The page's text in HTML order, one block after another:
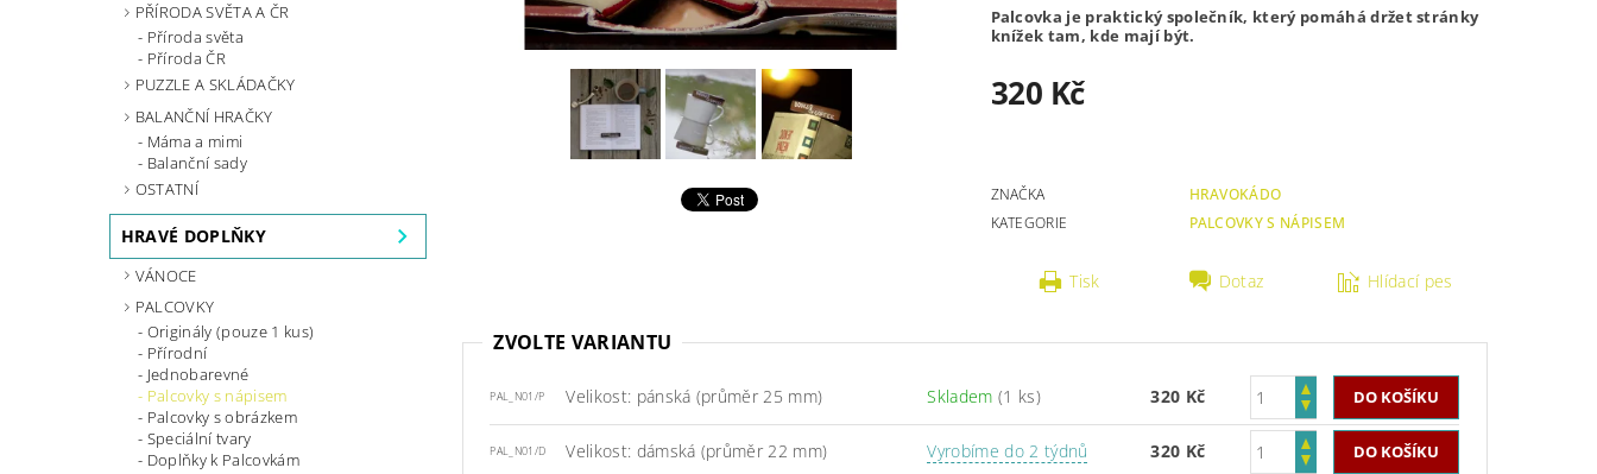
PŘÍRODA SVĚTA A ČR
Příroda světa
Příroda ČR
PUZZLE A SKLÁDAČKY
BALANČNÍ HRAČKY
Máma a mimi
Balanční sady
OSTATNÍ
HRAVÉ DOPLŇKY
VÁNOCE
PALCOVKY
Originály (pouze 1 kus)
Přírodní
Jednobarevné
Palcovky s nápisem
Palcovky s obrázkem
Speciální tvary
Doplňky k Palcovkám
Palcovka je praktický společník, který pomáhá držet stránky
knížek tam, kde mají být.
320 Kč
ZNAČKA
HRAVOKÁDO
KATEGORIE
PALCOVKY S NÁPISEM
Tisk Dotaz Hlídací pes
ZVOLTE VARIANTU
PAL_N01/P Velikost: pánská (průměr 25 mm) Skladem (1 ks) 320 Kč
PAL_N01/D Velikost: dámská (průměr 22 mm) Vyrobíme do 2 týdnů 320 Kč